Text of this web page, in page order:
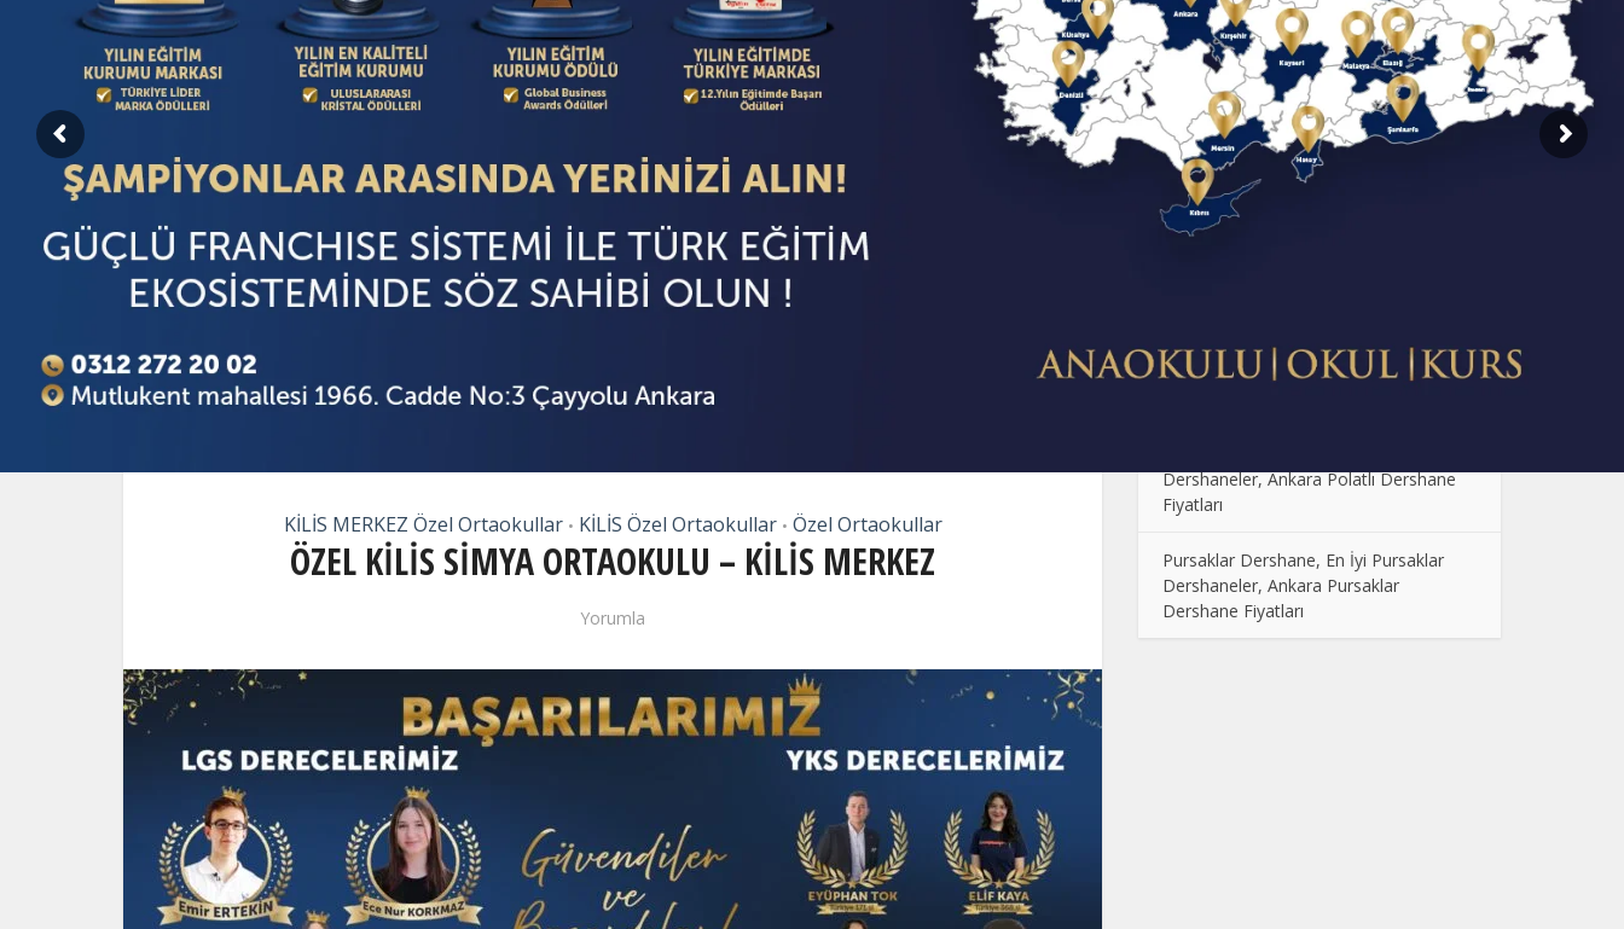
KİLİS MERKEZ Özel Ortaokullar • KİLİS Özel Ortaokullar • Özel Ortaokullar
ÖZEL KİLİS SİMYA ORTAOKULU – KİLİS MERKEZ
Yorumla
SON EKLENENLER
Dershane Fiyatlarının Farklı Olmasının
Sebebi Nedir?
Çocuklarda Sosyal Becerilerin
Geliştirilmesi: Oyun ve Etkinlik Önerileri
Anaokulunda Günlük Rutinler: Çocukların
Kolej Seçimi Yaparken Dikkat Edilmesi
Dershaneler, Ankara Polatlı Dershane
Fiyatları
Pursaklar Dershane, En İyi Pursaklar
Dershaneler, Ankara Pursaklar
Dershane Fiyatları